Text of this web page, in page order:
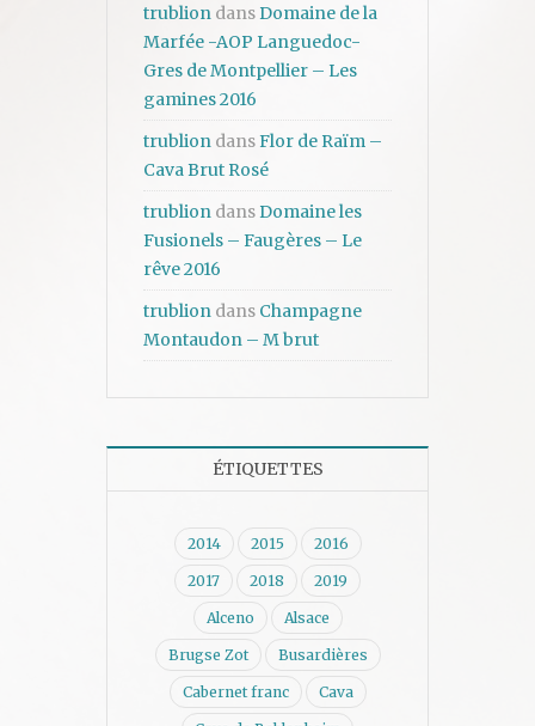
trublion dansDomaine de la
Marfée -AOP Languedoc-
Gres de Montpellier – Les
gamines 2016
trublion dansFlor de Raïm –
Cava Brut Rosé
trublion dansDomaine les
Fusionels – Faugères – Le
rêve 2016
trublion dans Champagne
Montaudon – M brut
ÉTIQUETTES
2014 2015 2016
2017 2018 2019
Alceno Alsace
Brugse Zot Busardières
Cabernet franc Cava